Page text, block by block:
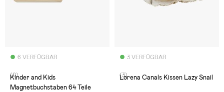
6 VERFÜGBAR
(0)
Kinder and Kids
Magnetbuchstaben 64 Teile
3 VERFÜGBAR
(3)
Lorena Canals Kissen Lazy Snail